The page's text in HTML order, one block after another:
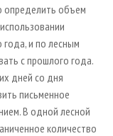
определить объем
и по лесным
с прошлого года.
дней со дня
письменное
В одной лесной
количество